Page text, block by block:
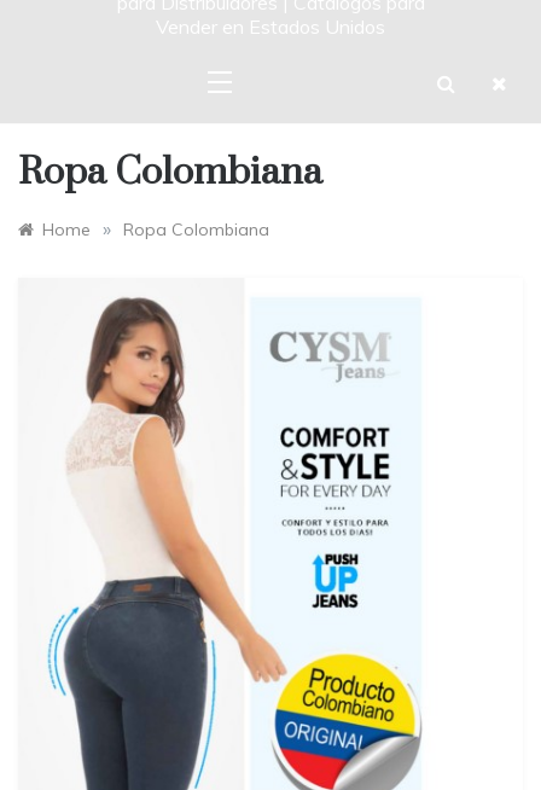
Vender en Estados Unidos
Ropa Colombiana
Home » Ropa Colombiana